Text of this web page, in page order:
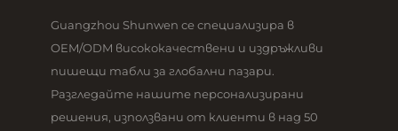
Guangzhou Shunwen се специализира в
OEM/ODM висококачествени и издръжливи
пишещи табли за глобални пазари.
Разгледайте нашите персонализирани
решения, използвани от клиенти в над 50